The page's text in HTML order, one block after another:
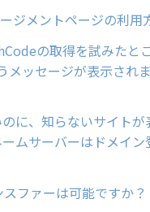
メントページの利用
の取得を試みたと
ッセージが表示され
に、知らないサイト
ムサーバーはドメイ
ファーは可能ですか？